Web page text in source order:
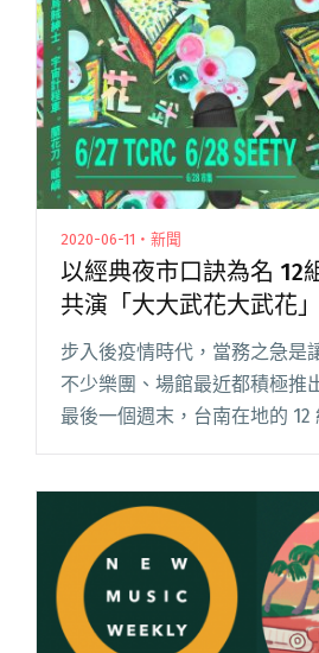
"【StreetVoice新歌週報】廖
杯 ?te壞特繼義文、法文再秀
2020-06-11・新聞
以經典夜市口訣為名 12
共演「大大武花大武花」
步入後疫情時代，當務之急是
不少樂團、場館最近都積極推
最後一個週末，台南在地的 12
「大大閱讀全文 "以經典夜市
樂團接棒共演「大大武花大武